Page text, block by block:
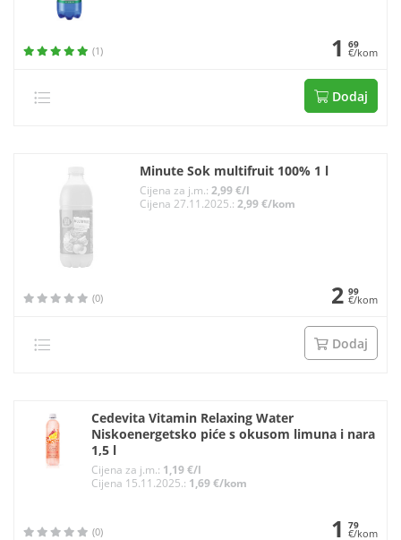
(1) 1 69
€/kom
Dodaj
Minute Sok multifruit 100% 1 l
Cijena za j.m.: 2,99 €/l
Cijena 27.11.2025.: 2,99 €/kom
(0) 2 99
€/kom
Dodaj
Cedevita Vitamin Relaxing Water
Niskoenergetsko piće s okusom limuna i nara
1,5 l
Cijena za j.m.: 1,19 €/l
Cijena 15.11.2025.: 1,69 €/kom
(0) 1 79
€/kom